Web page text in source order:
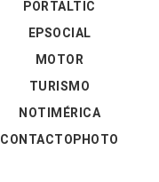
PORTALTIC
EPSOCIAL
MOTOR
TURISMO
NOTIMÉRICA
CONTACTOPHOTO